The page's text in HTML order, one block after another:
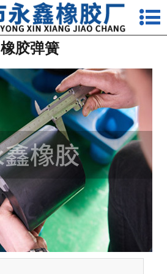
网站首页
产品中心
新闻中心
资质荣誉
生产车间
发货现场
联系我们
橡胶弹簧